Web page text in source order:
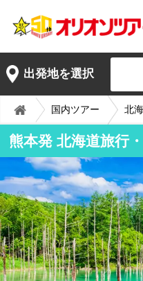
出発地を選択
国内ツアー 北
熊本発 北海道旅行